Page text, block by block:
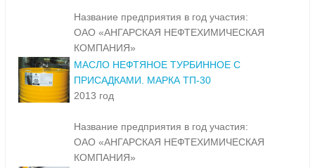
Название предприятия в год участия:
ОАО «АНГАРСКАЯ НЕФТЕХИМИЧЕСКАЯ
КОМПАНИЯ»
МАСЛО НЕФТЯНОЕ ТУРБИННОЕ С
ПРИСАДКАМИ. МАРКА ТП-30
2013 год
Название предприятия в год участия:
ОАО «АНГАРСКАЯ НЕФТЕХИМИЧЕСКАЯ
КОМПАНИЯ»